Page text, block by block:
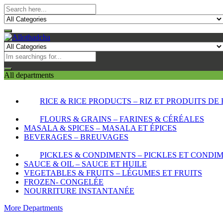
All departments
RICE & RICE PRODUCTS – RIZ ET PRODUITS DE
FLOURS & GRAINS – FARINES & CÉRÉALES
MASALA & SPICES – MASALA ET ÉPICES
BEVERAGES – BREUVAGES
PICKLES & CONDIMENTS – PICKLES ET
SAUCE & OIL – SAUCE ET HUILE
VEGETABLES & FRUITS – LÉGUMES ET FRUITS
FROZEN- CONGELÉE
NOURRITURE INSTANTANÉE
More Departments